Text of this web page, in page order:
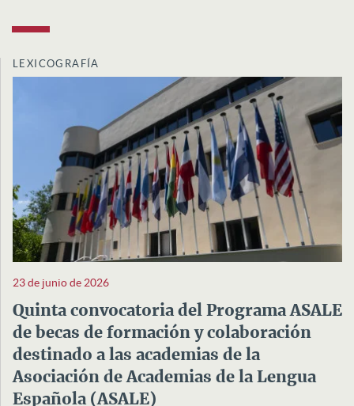
LEXICOGRAFÍA
23 de junio de 2026
Quinta convocatoria del Programa ASALE
de becas de formación y colaboración
destinado a las academias de la
Asociación de Academias de la Lengua
Española (ASALE)